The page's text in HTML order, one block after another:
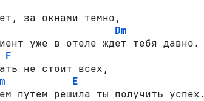
за окнами темно,
Dm
уже в отеле ждет тебя давно.
F
не стоит всех,
E
путем решила ты получить успех.